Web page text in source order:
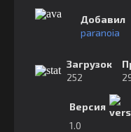
Добавил
paranoia
Загрузок
252
Версия
1.0